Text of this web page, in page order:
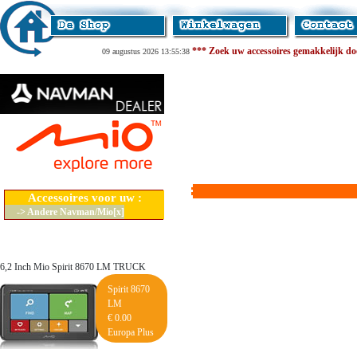
09 augustus 2026 13:55:38 *** Zoek uw accessoires gemakkelijk
Accessoires voor uw :
-> Andere Navman/Mio[x]
6,2 Inch Mio Spirit 8670 LM TRUCK
Spirit 8670
LM
€ 0.00
Europa Plus